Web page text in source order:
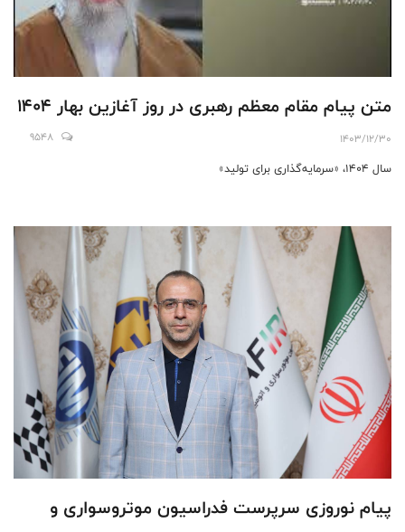
متن پیام مقام معظم رهبری در روز آغازین بهار 1404
1403/12/30
9548
سال ۱۴۰۴، «سرمایه‌گذاری برای تولید»
پیام نوروزی سرپرست فدراسیون موتروسواری و